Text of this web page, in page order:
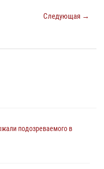
Следующая →
подозреваемого в